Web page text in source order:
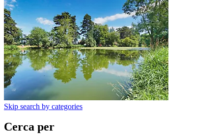
Skip search by categories
Cerca per